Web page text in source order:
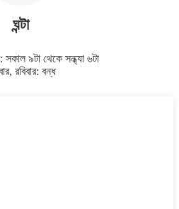
ঘন্টা
সকাল ৯টা থেকে সন্ধ্যা ৬টা
রবিবার: বন্ধ